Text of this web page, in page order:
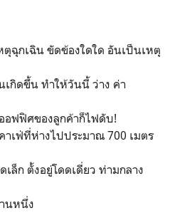
ฉุกเฉิน ขัดข้องใดใด อันเป็นเหตุ
กิดขึ้น ทำให้วันนี้ ว่าง ค่า
อฟฟิศของลูกค้าก็ไฟดับ!
าเฟ่ที่ห่างไปประมาณ 700 เมตร
เล็ก ตั้งอยู่โดดเดี่ยว ท่ามกลาง
นหนึ่ง